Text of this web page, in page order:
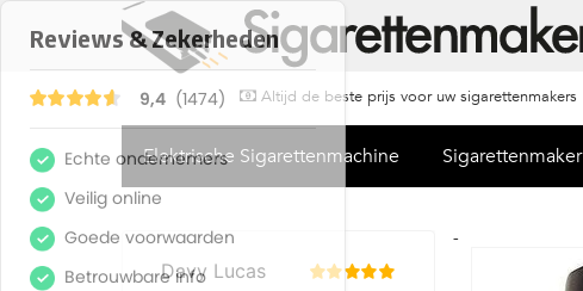
Altijd de beste prijs voor uw sigarettenmakers
Elektrische Sigarettenmachine Sigarettenmaker
-